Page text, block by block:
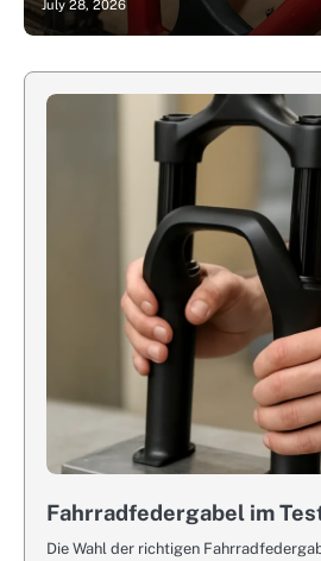
July 28, 2026
Fahrradfedergabel im
Die Wahl der richtigen